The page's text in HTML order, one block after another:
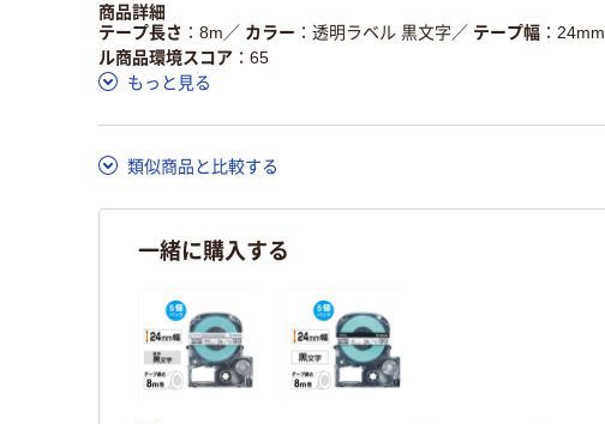
仕組
がある
ている
この商品の環境配慮ポイントです。詳しくはページ下部の商品詳細「
ア詳細／加点項目
商品詳細
テープ長さ
8m ／ カラー 透明ラベル 黒文字 ／ テープ幅 24mm
ル商品環境スコア
65
もっと見る
類似商品と比較する
一緒に購入する